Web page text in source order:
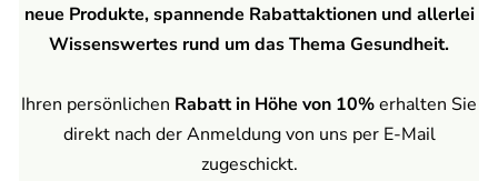
neue Produkte, spannende Rabattaktionen und allerlei
Wissenswertes rund um das Thema Gesundheit.
Ihren persönlichen Rabatt in Höhe von 10%erhalten Sie
direkt nach der Anmeldung von uns per E-Mail
zugeschickt.